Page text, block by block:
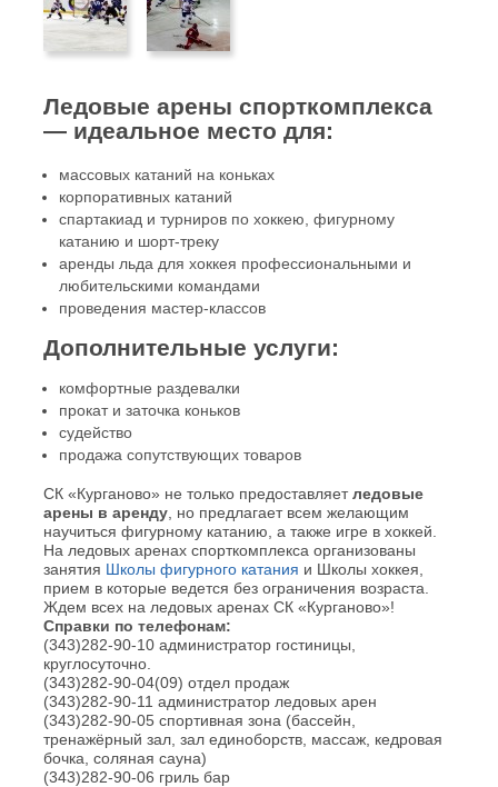
Ледовые арены спорткомплекса
— идеальное место для:
массовых катаний на коньках
корпоративных катаний
спартакиад и турниров по хоккею, фигурному
катанию и шорт-треку
аренды льда для хоккея профессиональными и
любительскими командами
проведения мастер-классов
Дополнительные услуги:
комфортные раздевалки
прокат и заточка коньков
судейство
продажа сопутствующих товаров
СК «Курганово» не только предоставляетледовые
арены в аренду , но предлагает всем желающим
научиться фигурному катанию, а также игре в хоккей.
На ледовых аренах спорткомплекса организованы
занятия Школы фигурного катания и Школы хоккея,
прием в которые ведется без ограничения возраста.
Ждем всех на ледовых аренах СК «Курганово»!
Справки по телефонам:
(343)282-90-10 администратор гостиницы,
круглосуточно.
(343)282-90-04(09) отдел продаж
(343)282-90-11 администратор ледовых арен
(343)282-90-05 спортивная зона (бассейн,
тренажёрный зал, зал единоборств, массаж, кедровая
бочка, соляная сауна)
(343)282-90-06 гриль бар